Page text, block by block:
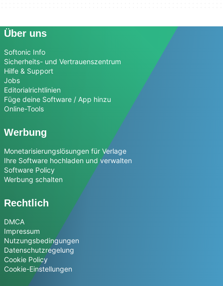
Über uns
Softonic Info
Sicherheits- und Vertrauenszentrum
Hilfe & Support
Jobs
Editorialrichtlinien
Füge deine Software / App hinzu
Online-Tools
Werbung
Monetarisierungslösungen für Verlage
Ihre Software hochladen und verwalten
Software Policy
Werbung schalten
Rechtlich
DMCA
Impressum
Nutzungsbedingungen
Datenschutzregelung
Cookie Policy
Cookie-Einstellungen